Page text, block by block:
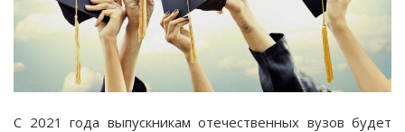
C 2021 года выпускникам отечественных вузов будет